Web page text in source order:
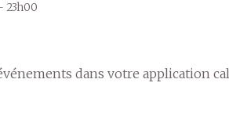
23h00
dans votre application